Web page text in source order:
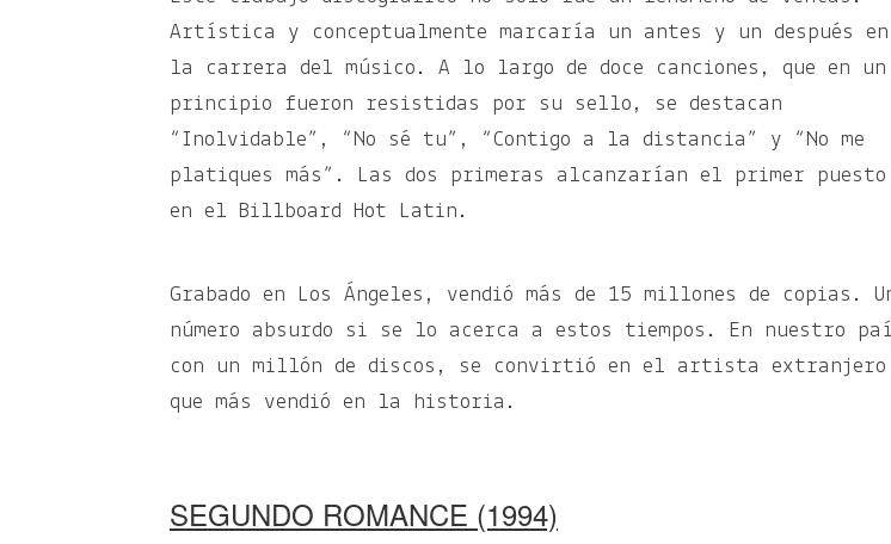
Artística y conceptualmente marcaría un antes y un después en
la carrera del músico. A lo largo de doce canciones, que en un
principio fueron resistidas por su sello, se destacan
“Inolvidable”, “No sé tu”, “Contigo a la distancia” y “No me
platiques más”. Las dos primeras alcanzarían el primer puesto
en el Billboard Hot Latin.
Grabado en Los Ángeles, vendió más de 15 millones de copias.
número absurdo si se lo acerca a estos tiempos. En nuestro
con un millón de discos, se convirtió en el artista extranjero
que más vendió en la historia.
SEGUNDO ROMANCE (1994)